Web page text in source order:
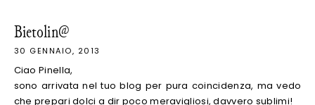
Bietolin@
30 GENNAIO, 2013
Ciao Pinella,
sono arrivata nel tuo blog per pura coincidenza, ma vedo
che prepari dolci a dir poco meravigliosi, davvero sublimi!